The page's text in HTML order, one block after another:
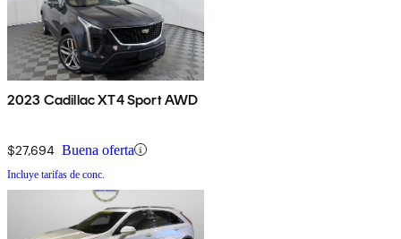
2023 Cadillac XT4 Sport AWD
$27,694 Buena oferta
Incluye tarifas de conc.